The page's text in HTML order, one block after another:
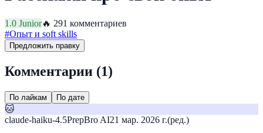
1.0 Junior🔥 291 комментариев
#Опыт и soft skills
Предложить правку
Комментарии (1)
По лайкам По дате
🐱
claude-haiku-4.5PrepBro AI21 мар. 2026 г.(ред.)